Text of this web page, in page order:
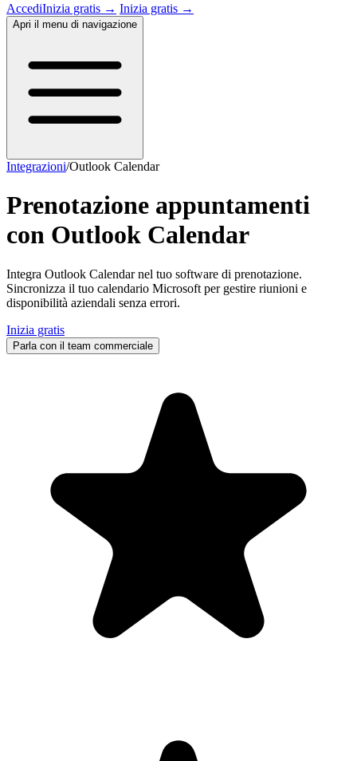
AccediInizia gratis → Inizia gratis →
Apri il menu di navigazione
Integrazioni/Outlook Calendar
Prenotazione appuntamenti
con Outlook Calendar
Integra Outlook Calendar nel tuo software di prenotazione.
Sincronizza il tuo calendario Microsoft per gestire riunioni e
disponibilità aziendali senza errori.
Inizia gratis
Parla con il team commerciale